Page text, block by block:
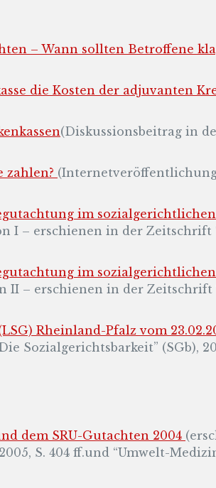
– Wann sollten Betroffene
die Kosten der adjuvanten
(Diskussionsbeitrag in
zahlen?
im sozialgerichtlichen
I – erschienen in der Zeitschrift
im sozialgerichtlichen
II – erschienen in der Zeitschrift
Rheinland-Pfalz vom
Sozialgerichtsbarkeit” (SGb),
dem SRU-Gutachten 2004
S. 404 ff.und “Umwelt-